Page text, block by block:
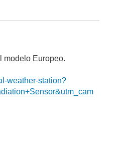
modelo Europeo.
weather-station?